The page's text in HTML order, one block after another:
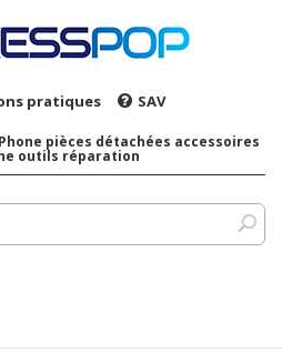
pratiques SAV
pièces détachées accessoires
outils réparation